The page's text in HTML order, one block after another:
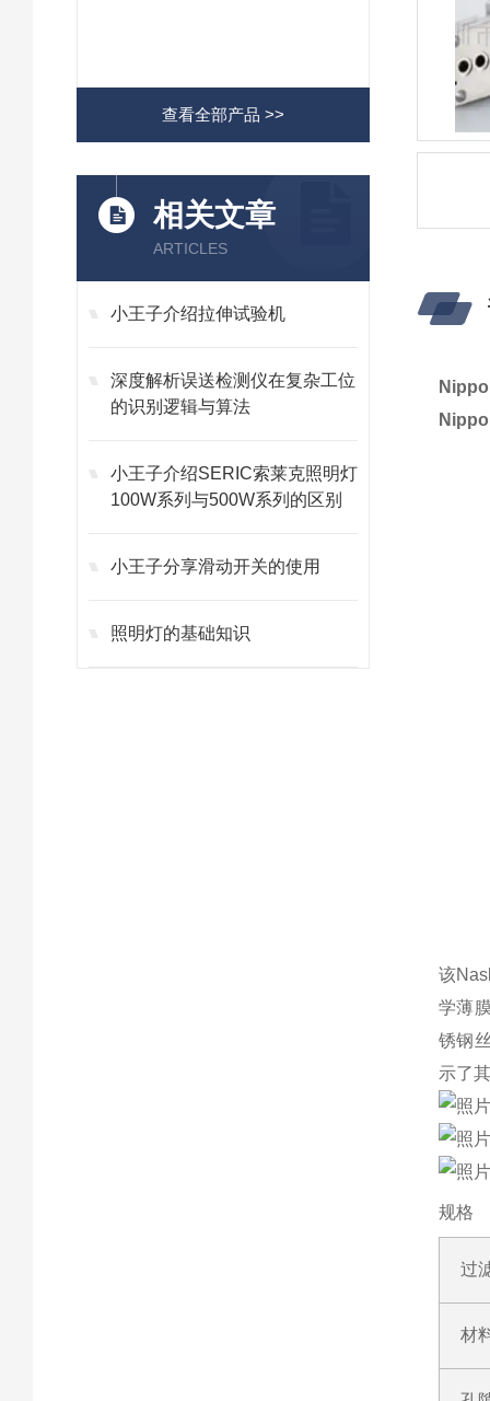
查看全部产品 >>
相关文章
ARTICLES
小王子介绍拉伸试验机
深度解析误送检测仪在复杂工位
的识别逻辑与算法
小王子介绍SERIC索莱克照明灯
100W系列与500W系列的区别
小王子分享滑动开关的使用
照明灯的基础知识
该
学薄
锈钢
示了
规格
过
材